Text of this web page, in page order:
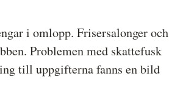
i omlopp. Frisersalonger och
Problemen med skattefusk
till uppgifterna fanns en bild